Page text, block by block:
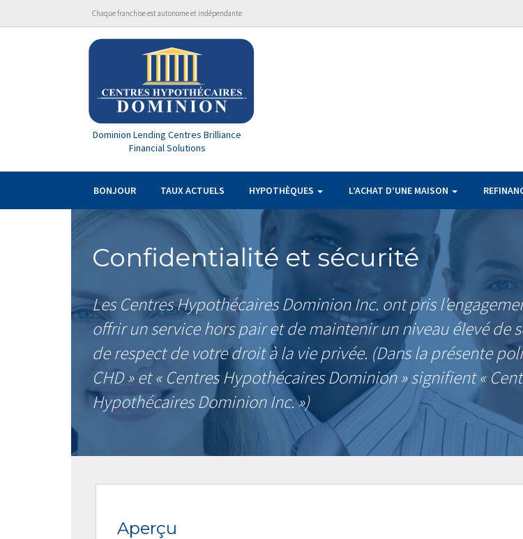
Chaque franchise est autonome et indépendante
Dominion Lending Centres Brilliance
Financial Solutions
BONJOUR TAUX ACTUELS HYPOTHÈQUES L’ACHAT D’UNE MAISON
Confidentialité et sécurité
Les Centres Hypothécaires Dominion Inc. ont pris
offrir un service hors pair et de maintenir un niveau élevé de
de respect de votre droit à la vie privée. (Dans la présente
CHD » et « Centres Hypothécaires Dominion » signifient «
Hypothécaires Dominion Inc. »)
Aperçu